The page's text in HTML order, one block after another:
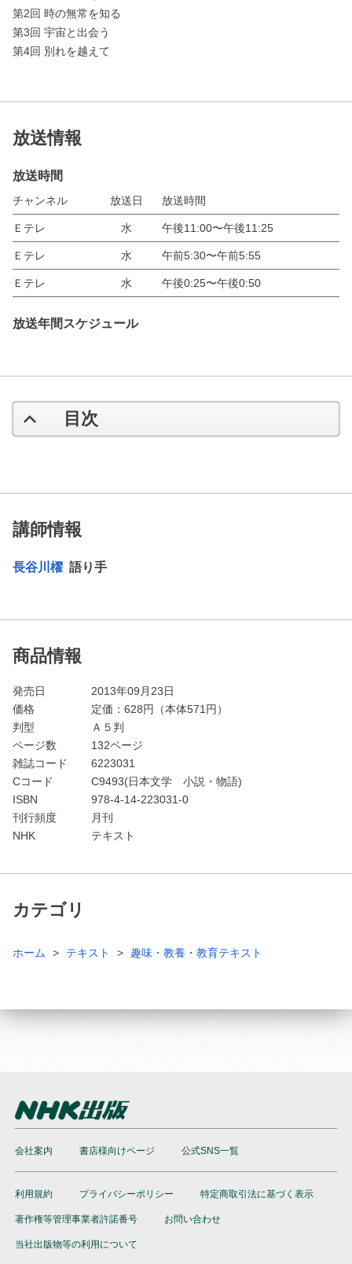
第2回 時の無常を知る
第3回 宇宙と出会う
第4回 別れを越えて
放送情報
放送時間
チャンネル 放送日 放送時間
Ｅテレ 水 午後11:00〜午後11:25
Ｅテレ 水 午前5:30〜午前5:55
Ｅテレ 水 午後0:25〜午後0:50
放送年間スケジュール
目次
講師情報
長谷川櫂 語り手
商品情報
発売日
2013年09月23日
価格
定価： 628円（本体571円）
判型
Ａ５判
ページ数
132ページ
雑誌コード
6223031
Cコード
C9493(日本文学 小説・物語)
ISBN
978-4-14-223031-0
刊行頻度
月刊
NHK
テキスト
カテゴリ
ホーム テキスト 趣味・教養・教育テキスト
会社案内 書店様向けページ 公式SNS一覧
利用規約 プライバシーポリシー 特定商取引法に基づく表示
著作権等管理事業者許諾番号 お問い合わせ
当社出版物等の利用について